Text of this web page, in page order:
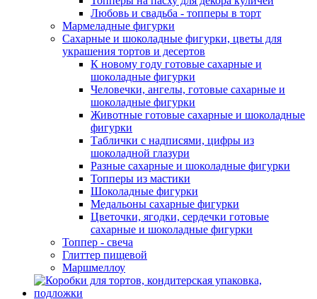
Любовь и свадьба - топперы в торт
Мармеладные фигурки
Сахарные и шоколадные фигурки, цветы для
украшения тортов и десертов
К новому году готовые сахарные и
шоколадные фигурки
Человечки, ангелы, готовые сахарные и
шоколадные фигурки
Животные готовые сахарные и шоколадные
фигурки
Таблички с надписями, цифры из
шоколадной глазури
Разные сахарные и шоколадные фигурки
Топперы из мастики
Шоколадные фигурки
Медальоны сахарные фигурки
Цветочки, ягодки, сердечки готовые
сахарные и шоколадные фигурки
Топпер - свеча
Глиттер пищевой
Маршмеллоу